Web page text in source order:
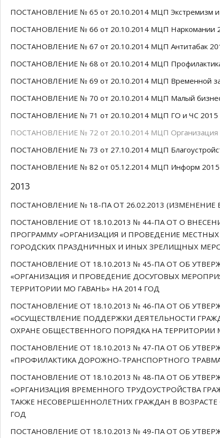
ПОСТАНОВЛЕНИЕ № 65 от 20.10.2014 МЦП Экстремизм и
ПОСТАНОВЛЕНИЕ № 66 от 20.10.2014 МЦП Наркомании
ПОСТАНОВЛЕНИЕ № 67 от 20.10.2014 МЦП Антитабак
ПОСТАНОВЛЕНИЕ № 68 от 20.10.2014 МЦП
ПОСТАНОВЛЕНИЕ № 69 от 20.10.2014 МЦП Временной
ПОСТАНОВЛЕНИЕ № 70 от 20.10.2014 МЦП Малый
ПОСТАНОВЛЕНИЕ № 71 от 20.10.2014 МЦП ГО и ЧС 2015
ПОСТАНОВЛЕНИЕ № 72 от 20.10.2014 МЦП Организация
ПОСТАНОВЛЕНИЕ № 73 от 27.10.2014 МЦП
ПОСТАНОВЛЕНИЕ № 82 от 05.12.2014 МЦП Информ 2015
2013
ПОСТАНОВЛЕНИЕ № 18-ПА ОТ 26.02.2013
ПОСТАНОВЛЕНИЕ ОТ 18.10.2013 № 44-ПА ОТ О
ПРОГРАММУ «ОРГАНИЗАЦИЯ И ПРОВЕДЕНИЕ
ГОРОДСКИХ ПРАЗДНИЧНЫХ И ИНЫХ ЗРЕЛИЩНЫХ
ПОСТАНОВЛЕНИЕ ОТ 18.10.2013 № 45-ПА ОТ ОБ
«ОРГАНИЗАЦИЯ И ПРОВЕДЕНИЕ ДОСУГОВЫХ
ТЕРРИТОРИИ МО ГАВАНЬ» НА 2014 ГОД
ПОСТАНОВЛЕНИЕ ОТ 18.10.2013 № 46-ПА ОТ ОБ
«ОСУЩЕСТВЛЕНИЕ ПОДДЕРЖКИ ДЕЯТЕЛЬНОСТИ
ОХРАНЕ ОБЩЕСТВЕННОГО ПОРЯДКА НА ТЕРРИТОРИИ
ПОСТАНОВЛЕНИЕ ОТ 18.10.2013 № 47-ПА ОТ ОБ
«ПРОФИЛАКТИКА ДОРОЖНО-ТРАНСПОРТНОГО
ПОСТАНОВЛЕНИЕ ОТ 18.10.2013 № 48-ПА ОТ ОБ
«ОРГАНИЗАЦИЯ ВРЕМЕННОГО ТРУДОУСТРОЙСТВА
ТАКЖЕ НЕСОВЕРШЕННОЛЕТНИХ ГРАЖДАН В ВОЗРАСТЕ
ГОД
ПОСТАНОВЛЕНИЕ ОТ 18.10.2013 № 49-ПА ОТ ОБ